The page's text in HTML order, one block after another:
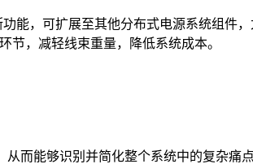
能，可扩展至其他分布式电源系统组件
，减轻线束重量，降低系统成本。
而能够识别并简化整个系统中的复杂